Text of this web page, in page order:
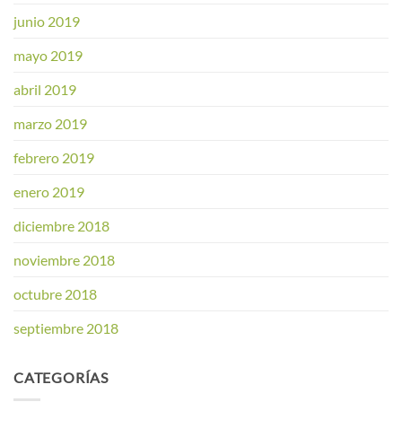
junio 2019
mayo 2019
abril 2019
marzo 2019
febrero 2019
enero 2019
diciembre 2018
noviembre 2018
octubre 2018
septiembre 2018
CATEGORÍAS